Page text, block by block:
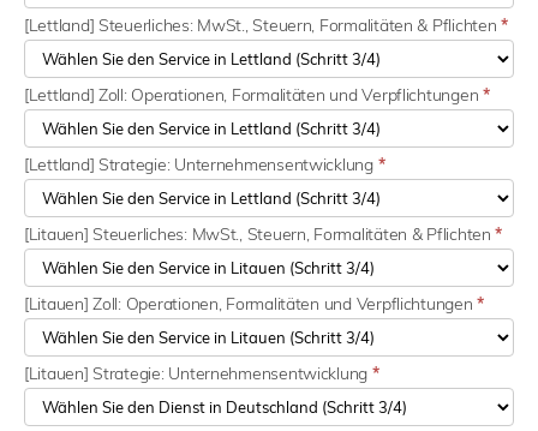
[Lettland] Steuerliches: MwSt., Steuern, Formalitäten & Pflichten*
[Lettland] Zoll: Operationen, Formalitäten und Verpflichtungen *
[Lettland] Strategie: Unternehmensentwicklung *
[Litauen] Steuerliches: MwSt., Steuern, Formalitäten & Pflichten*
[Litauen] Zoll: Operationen, Formalitäten und Verpflichtungen*
[Litauen] Strategie: Unternehmensentwicklung *